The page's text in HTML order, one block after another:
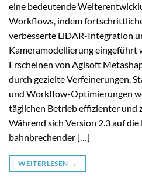
eine bedeutende
Workflows, indem
verbesserte LiDAR-Integration
Kameramodellierung eingeführt
Erscheinen von Agisoft
durch gezielte Verfeinerungen,
und Workflow-Optimierungen
täglichen Betrieb effizienter und
Während sich Version 2.3 auf
bahnbrechender […]
WEITERLESEN →